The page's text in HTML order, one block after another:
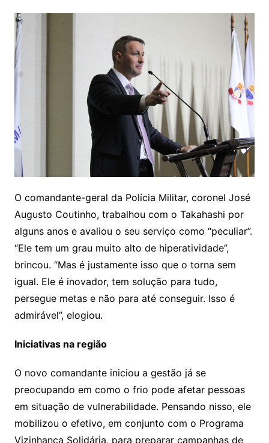
O comandante-geral da Polícia Militar, coronel José
Augusto Coutinho, trabalhou com o Takahashi por
alguns anos e avaliou o seu serviço como “peculiar”.
“Ele tem um grau muito alto de hiperatividade”,
brincou. “Mas é justamente isso que o torna sem
igual. Ele é inovador, tem solução para tudo,
persegue metas e não para até conseguir. Isso é
admirável”, elogiou.
Iniciativas na região
O novo comandante iniciou a gestão já se
preocupando em como o frio pode afetar pessoas
em situação de vulnerabilidade. Pensando nisso, ele
mobilizou o efetivo, em conjunto com o Programa
Vizinhança Solidária, para preparar campanhas de